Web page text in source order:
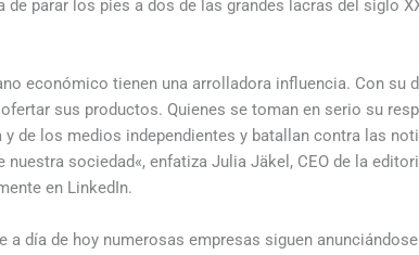
parar los pies a dos de las grandes lacras del siglo
económico tienen una arrolladora influencia. Con su
sus productos. Quienes se toman en serio su
y de los medios independientes y batallan contra las
sociedad«, enfatiza Julia Jäkel, CEO de la
en LinkedIn.
a día de hoy numerosas empresas siguen